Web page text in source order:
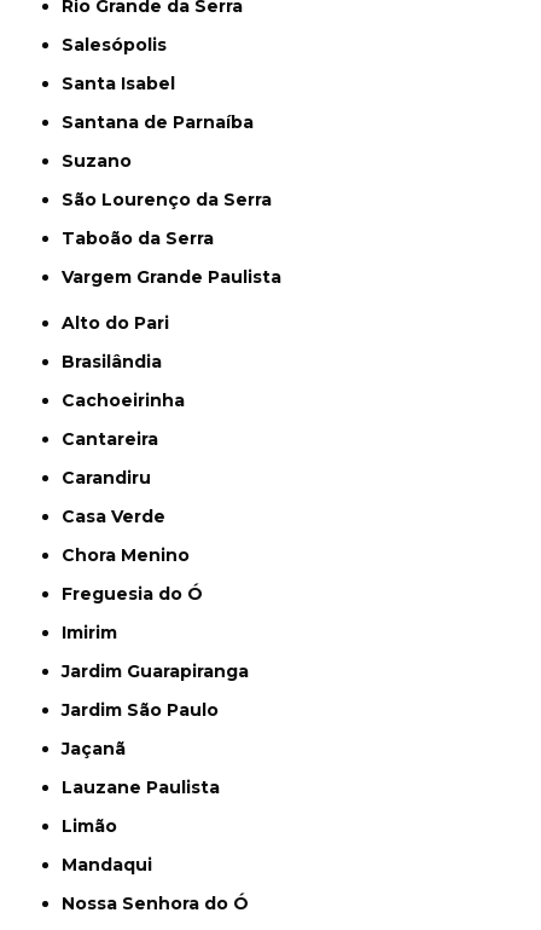
Rio Grande da Serra
Salesópolis
Santa Isabel
Santana de Parnaíba
Suzano
São Lourenço da Serra
Taboão da Serra
Vargem Grande Paulista
Alto do Pari
Brasilândia
Cachoeirinha
Cantareira
Carandiru
Casa Verde
Chora Menino
Freguesia do Ó
Imirim
Jardim Guarapiranga
Jardim São Paulo
Jaçanã
Lauzane Paulista
Limão
Mandaqui
Nossa Senhora do Ó